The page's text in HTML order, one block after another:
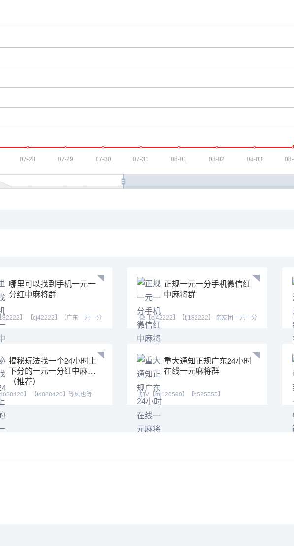
哪里可以找到手机一元一
分红中麻将群
】 【cj42222】（广东一元一分
爆炸
正规一元一分手机微信红
中麻将群
微【cj42222】【tj182222】 亲友团一元一分
上下分模式
揭秘玩法找一个24小时上
下分的一元一分红中麻将
（推荐）
】 【td888420】等风也等
打麻将
重大通知正规广东24小时
在线一元麻将群
加V【mj120590】【tj525555】
【ab120590】拿链接下载，